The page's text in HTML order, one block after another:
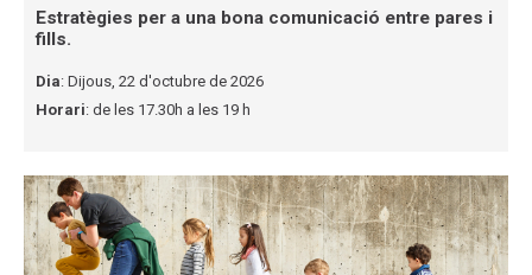
Estratègies per a una bona comunicació entre pares i
fills.
Dia: Dijous, 22 d'octubre de 2026
Horari: de les 17.30h a les 19 h